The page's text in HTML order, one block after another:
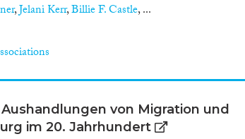
,Jelani Kerr,Billie F. Castle, ...
von Migration und
im 20. Jahrhundert